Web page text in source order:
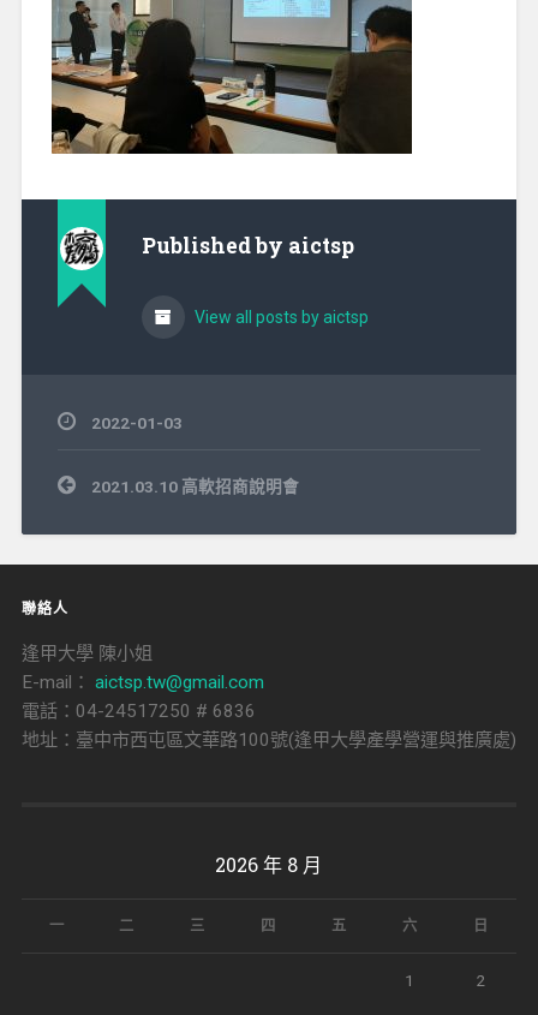
Published by aictsp
View all posts by aictsp
2022-01-03
文
章
覽
2021.03.10 高軟招商說明會
聯絡人
逢甲大學 陳小姐
E-mail： aictsp.tw@gmail.com
電話：04-24517250 # 6836
地址：臺中市西屯區文華路100號(逢甲大學產學營運與推廣處)
2026 年 8 月
一 二 三 四 五 六 日
1 2